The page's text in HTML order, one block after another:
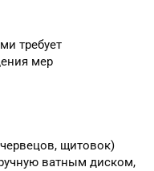
требует
мер
щитовок)
ватным диском,